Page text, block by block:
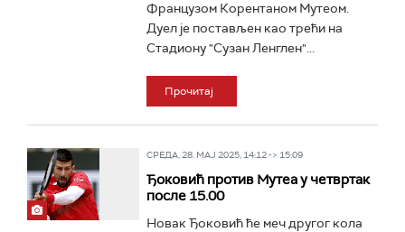
Французом Корентаном Мутеом.
Дуел је постављен као трећи на
Стадиону "Сузан Ленглен"...
Прочитај
СРЕДА, 28. МАЈ 2025, 14:12 -> 15:09
Ђоковић против Мутеа у четвртак
после 15.00
Новак Ђоковић ће меч другог кола